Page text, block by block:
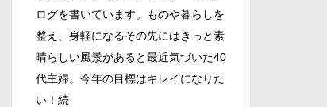
ログを書いています。ものや暮らしを
整え、身軽になるその先にはきっと素
晴らしい風景があると最近気づいた40
代主婦。今年の目標はキレイになりた
い！続